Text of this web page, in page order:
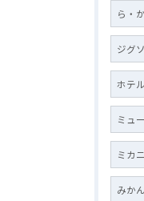
ら・
ジグ
ホテ
ミュ
ミカ
みか